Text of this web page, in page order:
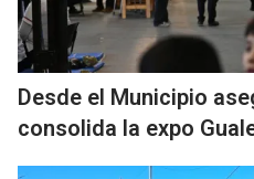
Desde el Municipio
consolida la expo